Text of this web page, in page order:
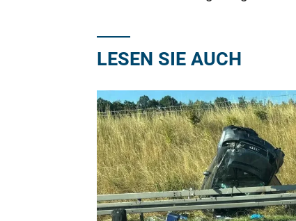
LESEN SIE AUCH